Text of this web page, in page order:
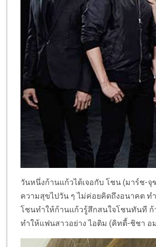
วันหนึ่งก้านแก้วได้เจอกับ โชน (มาร์ช-
ความสุขไปวัน ๆ ไม่ค่อยคิดถึงอนาคต ท
โชนทำให้ก้านแก้วรู้สึกสนใจโชนทันที ก้
ทำให้แฟนสาวอย่าง ไอติม (คิทตี้-ชิชา อ